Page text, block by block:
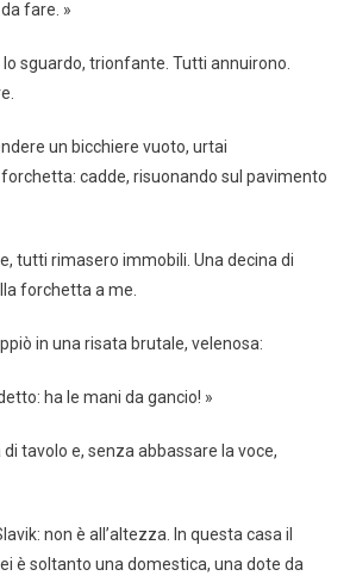
fare. »
sguardo, trionfante. Tutti annuirono.
un bicchiere vuoto, urtai
cadde, risuonando sul pavimento
tutti rimasero immobili. Una decina di
forchetta a me.
in una risata brutale, velenosa:
ha le mani da gancio! »
tavolo e, senza abbassare la voce,
non è all’altezza. In questa casa il
è soltanto una domestica, una dote da